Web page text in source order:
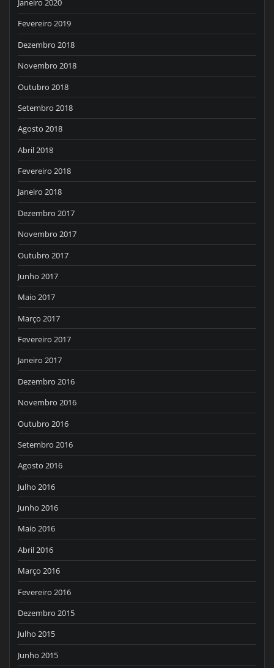
Janeiro 2020
Fevereiro 2019
Dezembro 2018
Novembro 2018
Outubro 2018
Setembro 2018
Agosto 2018
Abril 2018
Fevereiro 2018
Janeiro 2018
Dezembro 2017
Novembro 2017
Outubro 2017
Junho 2017
Maio 2017
Março 2017
Fevereiro 2017
Janeiro 2017
Dezembro 2016
Novembro 2016
Outubro 2016
Setembro 2016
Agosto 2016
Julho 2016
Junho 2016
Maio 2016
Abril 2016
Março 2016
Fevereiro 2016
Dezembro 2015
Julho 2015
Junho 2015